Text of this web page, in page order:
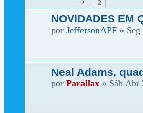
2
NOVIDADES EM
por JeffersonAPF »
Neal Adams,
por Parallax » Sáb Abr